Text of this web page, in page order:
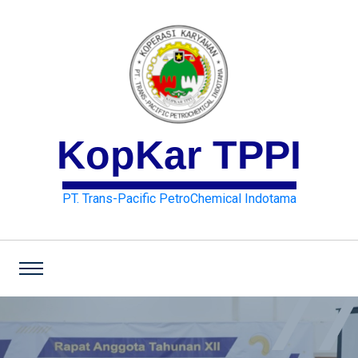
KopKar TPPI
PT. Trans-Pacific PetroChemical Indotama